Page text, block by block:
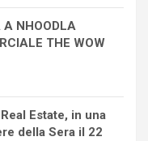
A NHOODLA
THE WOW
Estate, in una
della Sera il 22